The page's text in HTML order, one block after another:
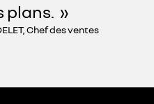
plans.
Chef des ventes